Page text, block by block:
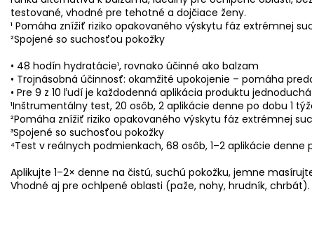
testované, vhodné pre tehotné a dojčiace ženy.
¹ Pomáha znížiť riziko opakovaného výskytu fáz extrémnej
²Spojené so suchosťou pokožky
• 48 hodín hydratácie¹, rovnako účinné ako balzam
• Trojnásobná účinnosť: okamžité upokojenie – pomáha
• Pre 9 z 10 ľudí je každodenná aplikácia produktu
¹Inštrumentálny test, 20 osôb, 2 aplikácie denne po dobu 1
²Pomáha znížiť riziko opakovaného výskytu fáz extrémnej
³Spojené so suchosťou pokožky
⁴Test v reálnych podmienkach, 68 osôb, 1–2 aplikácie denne
Aplikujte 1–2× denne na čistú, suchú pokožku, jemne
Vhodné aj pre ochlpené oblasti (paže, nohy, hrudník, chrbát).